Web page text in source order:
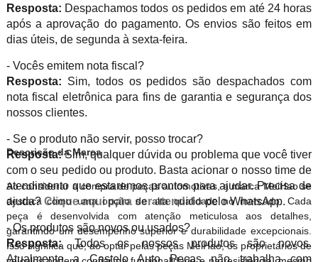
Resposta: Despachamos todos os pedidos em até 24 horas
após a aprovação do pagamento. Os envios são feitos em
dias úteis, de segunda à sexta-feira.
- Vocês emitem nota fiscal?
Resposta: Sim, todos os pedidos são despachados com
nota fiscal eletrônica para fins de garantia e segurança dos
nossos clientes.
- Se o produto não servir, posso trocar?
Resposta:Sim, qualquer dúvida ou problema que você tiver
com o seu pedido ou produto. Basta acionar o nosso time de
atendimento que estaremos prontos para ajudar. Precisa de
ajuda?Clique aqui para ser atendidopelo WhatsApp.
- Os produtos são novos ou usados?
Resposta:Todos os nossos produtos são novos.
Atualmente a Castelo Auto Peças não trabalha com
Descrição da Marca
Ao considerar a compra de peças automotivas, a marca MeiHao se
destaca como uma opção de alta qualidade no mercado. Cada
peça é desenvolvida com atenção meticulosa aos detalhes,
garantindo um desempenho superior e durabilidade excepcionais.
Isso significa que, ao optar pelas peças MeiHao, os proprietários de